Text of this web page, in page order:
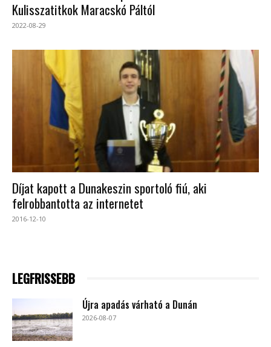
Kulisszatitkok Maracskó Páltól
2022-08-29
Díjat kapott a Dunakeszin sportoló fiú, aki
felrobbantotta az internetet
2016-12-10
LEGFRISSEBB
Újra apadás várható a Dunán
2026-08-07